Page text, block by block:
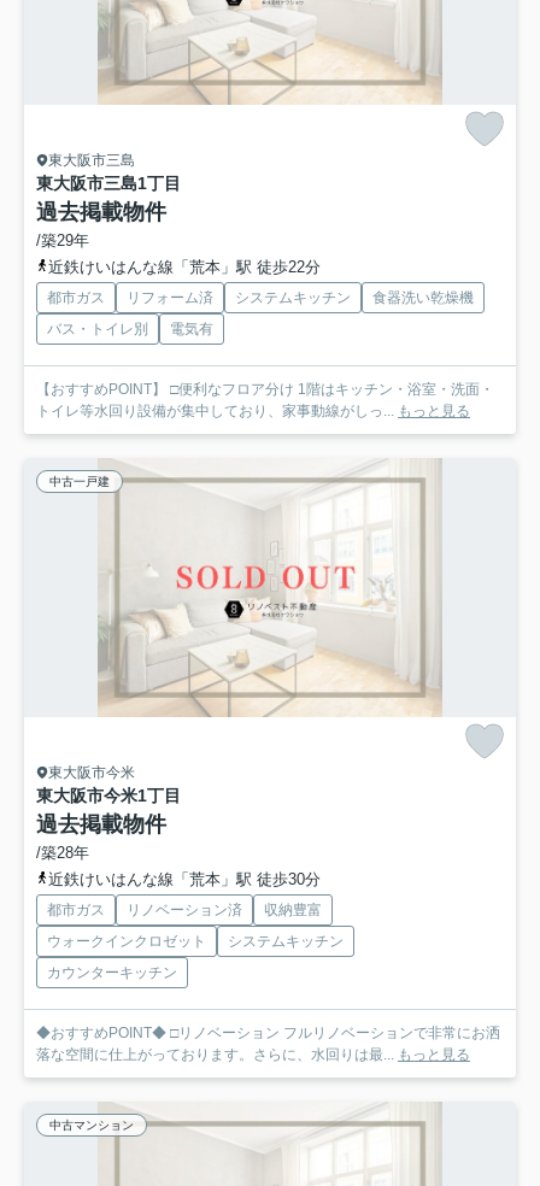
東大阪市三島
東大阪市三島1丁目
過去掲載物件
/築29年
近鉄けいはんな線「荒本」駅 徒歩22分
都市ガス リフォーム済 システムキッチン
食器洗い乾燥機
バス・トイレ別
電気有
【おすすめPOINT】 □便利なフロア分け 1階はキッチン・浴室・洗面・
トイレ等水回り設備が集中しており、家事動線がしっ... もっと見る
中古一戸建
東大阪市今米
東大阪市今米1丁目
過去掲載物件
/築28年
近鉄けいはんな線「荒本」駅 徒歩30分
都市ガス リノベーション済
収納豊富
ウォークインクロゼット
システムキッチン
カウンターキッチン
◆おすすめPOINT◆ □リノベーション フルリノベーションで非常にお洒
落な空間に仕上がっております。さらに、水回りは最... もっと見る
中古マンション